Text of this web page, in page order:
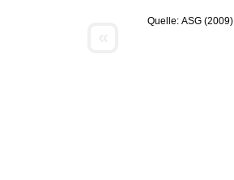
Quelle: ASG (2009)